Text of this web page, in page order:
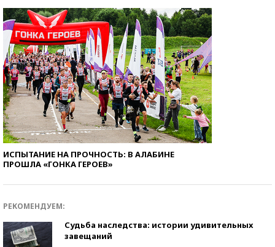
ИСПЫТАНИЕ НА ПРОЧНОСТЬ: В АЛАБИНЕ
ПРОШЛА «ГОНКА ГЕРОЕВ»
РЕКОМЕНДУЕМ:
Судьба наследства: истории удивительных
завещаний